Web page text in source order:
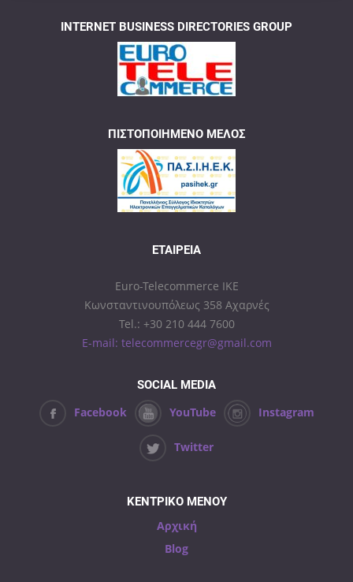
INTERNET BUSINESS DIRECTORIES GROUP
ΠΙΣΤΟΠΟΙΗΜΈΝΟ ΜΈΛΟΣ
ΕΤΑΙΡΕΊΑ
Euro-Telecommerce IKE
Κωνσταντινουπόλεως 358 Αχαρνές
Tel.: +30 210 444 7600
E-mail: telecommercegr@gmail.com
SOCIAL MEDIA
Facebook YouTube Instagram
Twitter
ΚΕΝΤΡΙΚΟ ΜΕΝΟΥ
Αρχική
Blog